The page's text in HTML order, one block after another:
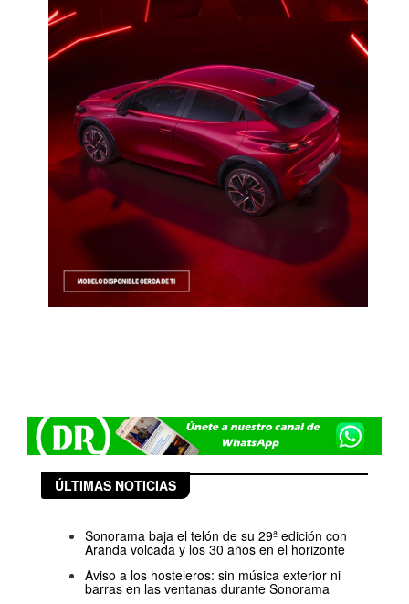
ÚLTIMAS NOTICIAS
Sonorama baja el telón de su 29ª edición con
Aranda volcada y los 30 años en el horizonte
Aviso a los hosteleros: sin música exterior ni
barras en las ventanas durante Sonorama